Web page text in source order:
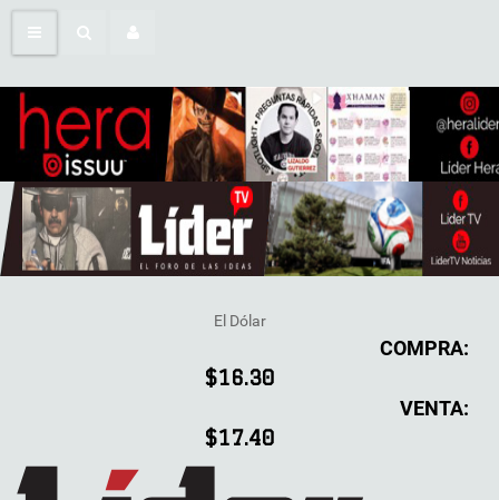
El Dólar
COMPRA:
$16.30
VENTA:
$17.40